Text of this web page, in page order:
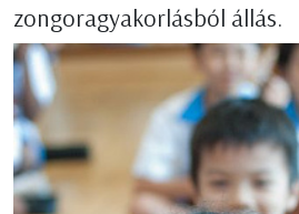
zongoragyakorlásból állás.